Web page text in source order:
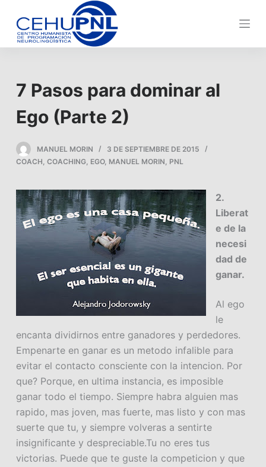
a
l
o
e
n
d
7 Pasos para dominar al
Ego (Parte 2)
MANUEL MORIN
3 DE SEPTIEMBRE DE 2015
COACH, COACHING, EGO, MANUEL MORIN, PNL
2.
Liberat
e de la
necesi
dad de
ganar.
Al ego
le
encanta dividirnos entre ganadores y perdedores.
Empenarte en ganar es un metodo infalible para
evitar el contacto consciente con la intencion. Por
que? Porque, en ultima instancia, es imposible
ganar todo el tiempo. Siempre habra alguien mas
rapido, mas joven, mas fuerte, mas listo y con mas
suerte que tu, y siempre volveras a sentirte
insignificante y despreciable.Tu no eres tus
victorias. Puede que te guste la competicion y que